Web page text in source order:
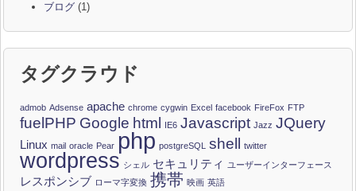
ブログ(1)
タグクラウド
admob Adsense apache chrome cygwin Excel facebook FireFox FTP
fuelPHP Google html IE6 Javascript Jazz JQuery
Linux mail oracle Pear php postgreSQL shell twitter
wordpress シェル セキュリティ ユーザーインターフェース
レスポンシブ ローマ字変換 携帯 映画 英語